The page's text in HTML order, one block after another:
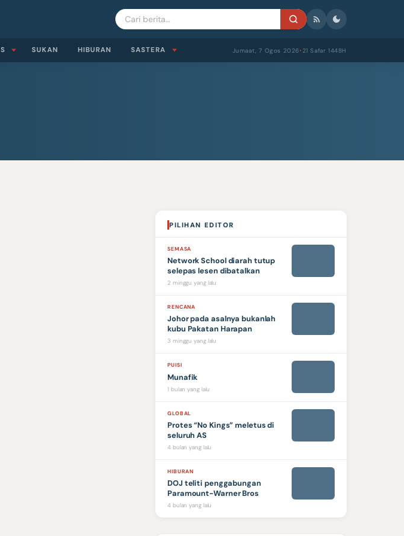
SUKAN HIBURAN SASTERA Jumaat, 7 Ogos 2026● 21 Safar 1448H
PILIHAN EDITOR
SEMASA
Network School diarah tutup
selepas lesen dibatalkan
2 minggu yang lalu
RENCANA
Johor pada asalnya bukanlah
kubu Pakatan Harapan
3 minggu yang lalu
PUISI
Munafik
1 bulan yang lalu
GLOBAL
Protes “No Kings” meletus di
seluruh AS
4 bulan yang lalu
HIBURAN
DOJ teliti penggabungan
Paramount-Warner Bros
4 bulan yang lalu